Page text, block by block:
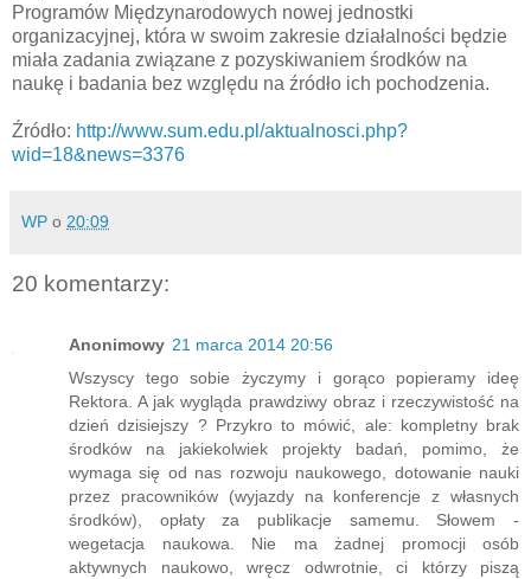
Programów Międzynarodowych nowej jednostki
organizacyjnej, która w swoim zakresie działalności będzie
miała zadania związane z pozyskiwaniem środków na
naukę i badania bez względu na źródło ich pochodzenia.
Źródło: http://www.sum.edu.pl/aktualnosci.php?
wid=18&news=3376
WP o 20:09
20 komentarzy:
Anonimowy 21 marca 2014 20:56
Wszyscy tego sobie życzymy i gorąco popieramy ideę
Rektora. A jak wygląda prawdziwy obraz i rzeczywistość na
dzień dzisiejszy ? Przykro to mówić, ale: kompletny brak
środków na jakiekolwiek projekty badań, pomimo, że
wymaga się od nas rozwoju naukowego, dotowanie nauki
przez pracowników (wyjazdy na konferencje z własnych
środków), opłaty za publikacje samemu. Słowem -
wegetacja naukowa. Nie ma żadnej promocji osób
aktywnych naukowo, wręcz odwrotnie, ci którzy piszą